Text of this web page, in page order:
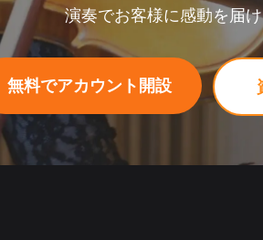
演奏でお客様に感動を届
無料でアカウント開設